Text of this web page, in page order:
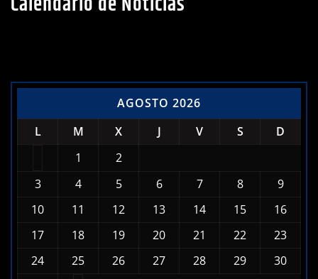
AGOSTO 2026
M X
1
2
3
4 5 6 7 8
9
10
11 12 13 14 15
16
17
18 19 20 21 22
23